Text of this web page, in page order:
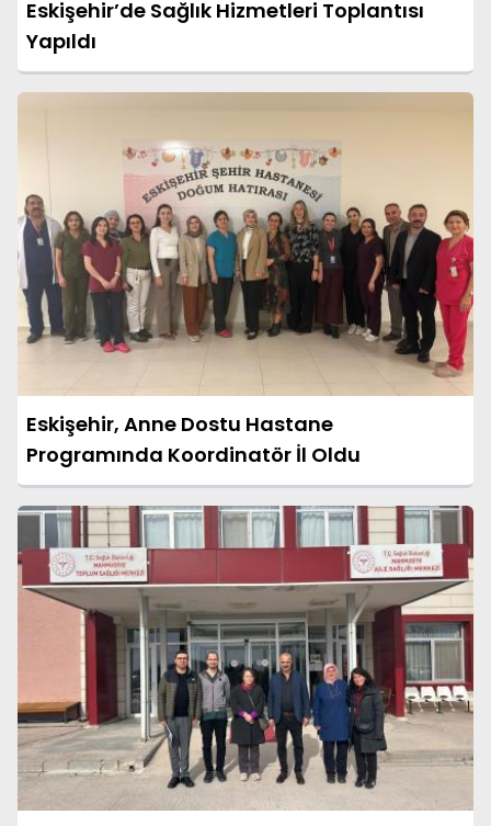
Eskişehir’de Sağlık Hizmetleri Toplantısı
Yapıldı
Eskişehir, Anne Dostu Hastane
Programında Koordinatör İl Oldu